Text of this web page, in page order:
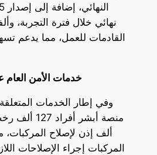
نهائي خلال فترة التجربة،
القادمات للعمل، مما يدعم
خدمات الأمن العام
وفي إطار الخدمات
ألف إذن لإصلاح
المركبات إجراء الإصلاحات